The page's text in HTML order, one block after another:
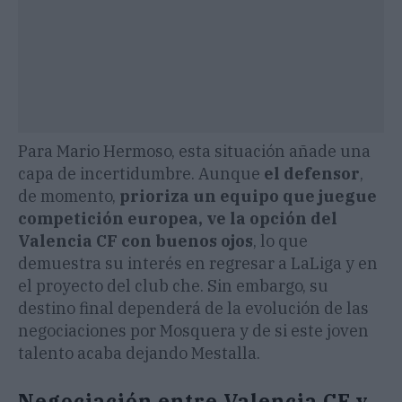
Para Mario Hermoso, esta situación añade una
capa de incertidumbre. Aunque el defensor,
de momento, prioriza un equipo que juegue
competición europea, ve la opción del
Valencia CF con buenos ojos, lo que
demuestra su interés en regresar a LaLiga y en
el proyecto del club che. Sin embargo, su
destino final dependerá de la evolución de las
negociaciones por Mosquera y de si este joven
talento acaba dejando Mestalla.